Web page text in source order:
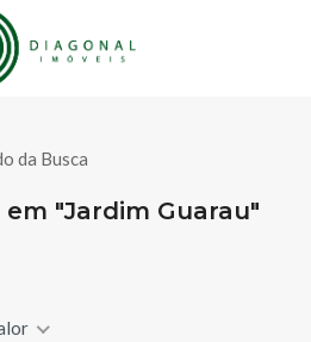
da Busca
"Jardim Guarau"